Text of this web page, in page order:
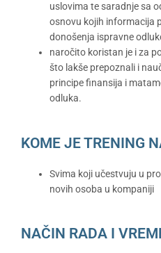
uslovima te saradnje sa
osnovu kojih informacija
donošenja ispravne
naročito koristan je i za
što lakše prepoznali i
principe finansija i
odluka.
KOME JE TRENING
Svima koji učestvuju u
novih osoba u kompaniji
NAČIN RADA I